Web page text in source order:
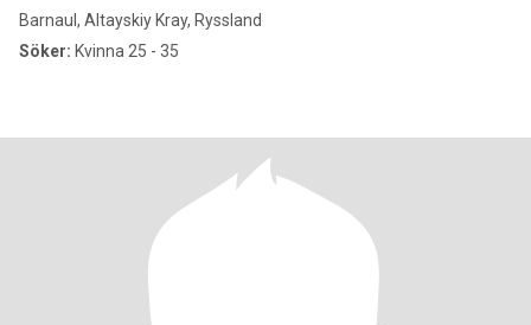
Barnaul, Altayskiy Kray, Ryssland
Söker: Kvinna 25 - 35